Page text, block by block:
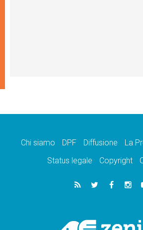
Chi siamo DPF Diffusione La
Status legale
Copyright